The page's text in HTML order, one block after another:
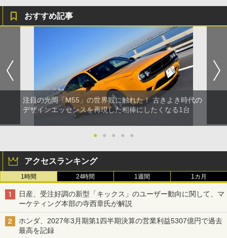
おすすめ記事
注目の光岡「M55」の世界観に触れた！ 古きよき時代の
デザインエッセンスを再現した相棒にしたくなる1台
● ● ● ● ●
アクセスランキング
1時間 24時間 1週間 1カ月
日産、受注好調の新型「キックス」のユーザー動向に関して、マ
ーケティング本部の寺西章氏が解説
ホンダ、2027年3月期第1四半期決算の営業利益5307億円で過去
最高を記録